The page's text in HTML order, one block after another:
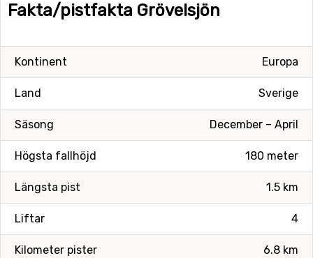
Fakta/pistfakta Grövelsjön
Europa
Kontinent
Sverige
Land
December – April
Säsong
180 meter
Högsta fallhöjd
1.5 km
Längsta pist
4
Liftar
6.8 km
Kilometer pister